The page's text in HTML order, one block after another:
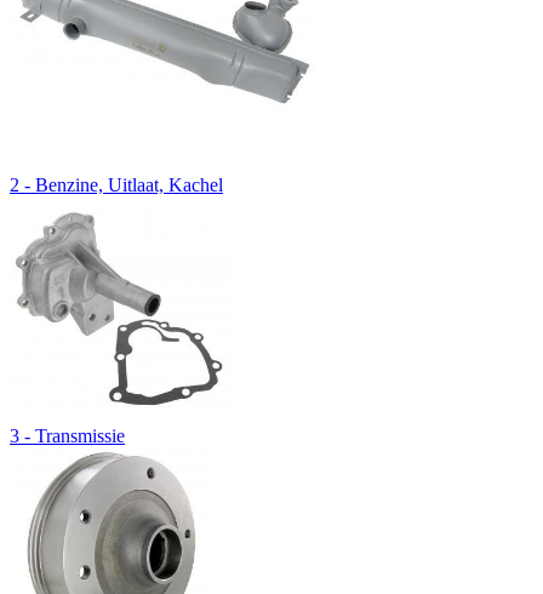
2 - Benzine, Uitlaat, Kachel
3 - Transmissie